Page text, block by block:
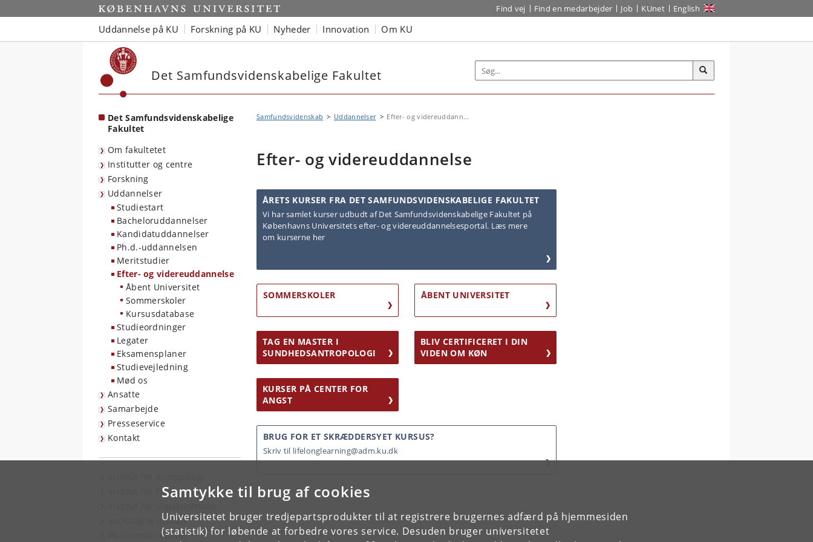
Samtykke til brug af cookies
Universitetet bruger tredjepartsprodukter til at registrere brugernes adfærd på hjemmesiden
(statistik) for løbende at forbedre vores service. Desuden bruger universitetet
Start Find vej Find en medarbejder Job KUnet English
Uddannelse på KU Forskning på KU Nyheder Innovation Om KU
Det Samfundsvidenskabelige Fakultet
Det Samfundsvidenskabelige
Fakultet
Om fakultetet
Institutter og centre
Forskning
Uddannelser
Studiestart
Bacheloruddannelser
Kandidatuddannelser
Ph.d.-uddannelsen
Meritstudier
Efter- og videreuddannelse
Åbent Universitet
Sommerskoler
Kursusdatabase
Studieordninger
Legater
Eksamensplaner
Studievejledning
Mød os
Ansatte
Samarbejde
Presseservice
Kontakt
Institut for Psykologi
Sociologisk Institut
Økonomisk Institut
Samfundsvidenskab Uddannelser Efter- og videreuddann...
Efter- og videreuddannelse
ÅRETS KURSER FRA DET SAMFUNDSVIDENSKABELIGE FAKULTET
Vi har samlet kurser udbudt af Det Samfundsvidenskabelige Fakultet på
Københavns Universitets efter- og videreuddannelsesportal. Læs mere
om kurserne her
SOMMERSKOLER
TAG EN MASTER I
SUNDHEDSANTROPOLOGI
KURSER PÅ CENTER FOR
ANGST
ÅBENT UNIVERSITET
BLIV CERTIFICERET I DIN
VIDEN OM KØN
BRUG FOR ET SKRÆDDERSYET KURSUS?
Skriv til lifelonglearning@adm.ku.dk